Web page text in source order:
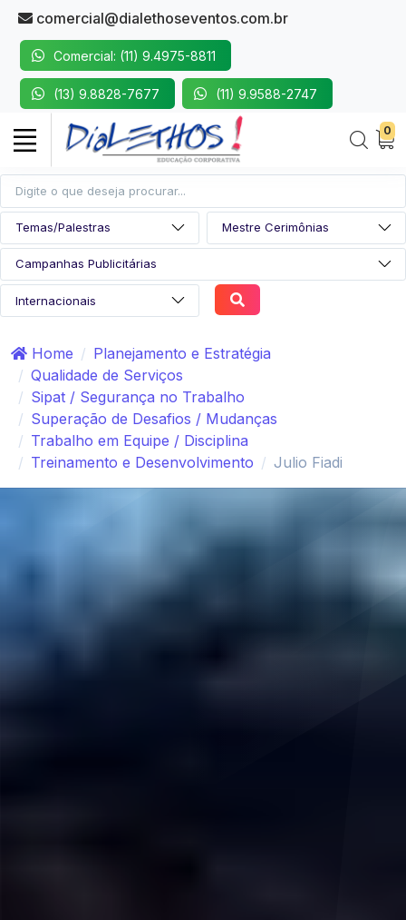
comercial@dialethoseventos.com.br
Comercial: (11) 9.4975-8811
(13) 9.8828-7677 (11) 9.9588-2747
0
Home
Planejamento e Estratégia
Qualidade de Serviços
Sipat / Segurança no Trabalho
Superação de Desafios / Mudanças
Trabalho em Equipe / Disciplina
Treinamento e Desenvolvimento
Julio Fiadi